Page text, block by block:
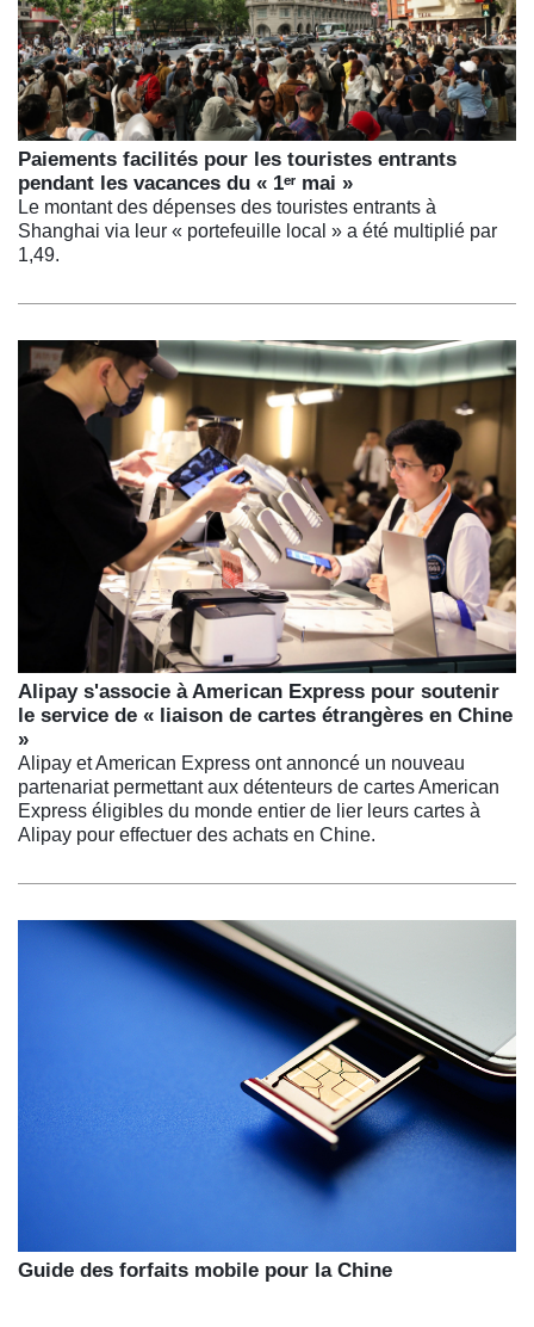
Paiements facilités pour les touristes entrants
pendant les vacances du « 1ᵉʳ mai »
Le montant des dépenses des touristes entrants à
Shanghai via leur « portefeuille local » a été multiplié par
1,49.
Alipay s'associe à American Express pour soutenir
le service de « liaison de cartes étrangères en Chine
»
Alipay et American Express ont annoncé un nouveau
partenariat permettant aux détenteurs de cartes American
Express éligibles du monde entier de lier leurs cartes à
Alipay pour effectuer des achats en Chine.
Guide des forfaits mobile pour la Chine